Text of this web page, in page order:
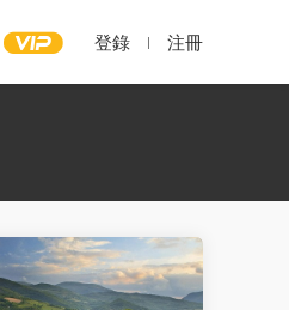
登錄 注冊